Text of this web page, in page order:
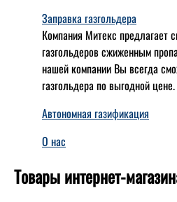
Заправка газгольдера
Компания Митекс предлагает
газгольдеров сжиженным
нашей компании Вы всегда
газгольдера по выгодной цене.
Автономная газификация
О нас
Товары интернет-